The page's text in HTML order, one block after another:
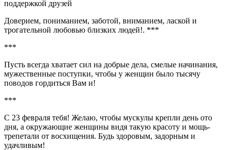
поддержкой друзей
Доверием, пониманием, заботой, вниманием, лаской и
трогательной любовью близких людей!. ***
***
Пусть всегда хватает сил на добрые дела, смелые начинания,
мужественные поступки, чтобы у женщин было тысячу
поводов гордиться Вам и!
***
С 23 февраля тебя! Желаю, чтобы мускулы крепли день ото
дня, а окружающие женщины видя такую красоту и мощь-
трепетали от восхищения. Будь здоровым, задорным и
удачливым!